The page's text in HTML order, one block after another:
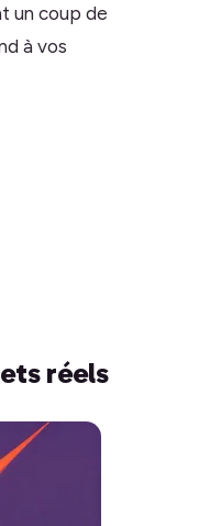
un coup de
à vos
réels